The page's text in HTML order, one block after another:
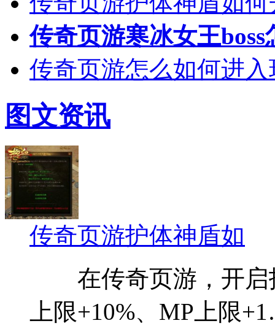
传奇页游寒冰女王boss
传奇页游怎么如何进
图文资讯
传奇页游护体神盾如
在传奇页游，开启
上限+10%、MP上限